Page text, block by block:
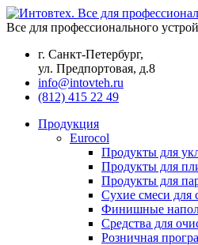
Все для профессионального
г. Санкт-Петербург,
ул. Предпортовая, д.8
info@intovteh.ru
(812) 415 22 49
Продукция
Eurocol
Продукты для
Продукты для
Продукты для
Сухие смеси для
Финишные
Средства для
Розничная